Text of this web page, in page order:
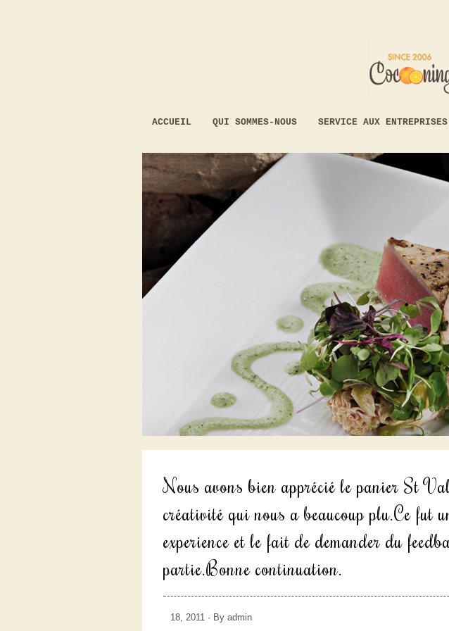
ACCUEIL QUI SOMMES-NOUS SERVICE AUX ENTREPRISES
Nous avons bien apprécié le panier St
créativité qui nous a beaucoup plu.Ce fut
experience et le fait de demander du
partie.Bonne continuation.
18, 2011 · By admin